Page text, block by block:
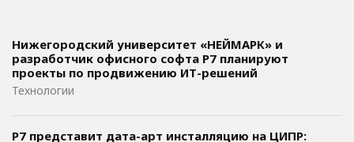
Нижегородский университет «НЕЙМАРК» и
разработчик офисного софта P7 планируют
проекты по продвижению ИТ-решений
Технологии
Р7 представит дата-арт инсталляцию на ЦИПР: